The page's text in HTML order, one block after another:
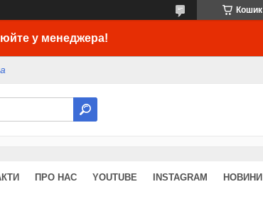
Кошик
у менеджера!
ПРО НАС YOUTUBE INSTAGRAM НОВИНИ